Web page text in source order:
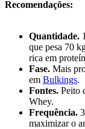
Recomendações:
Quantidade.
que pesa 70
rica em
Fase. Mais
em Bulkings.
Fontes. Peito
Whey.
Frequência.
maximizar o